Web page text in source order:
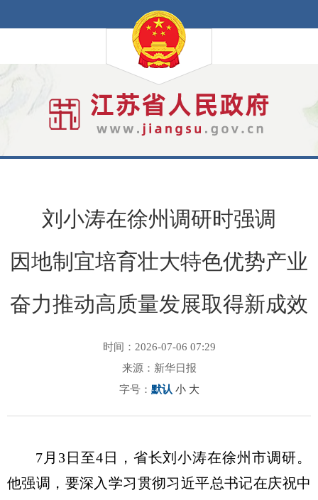
刘小涛在徐州调研时强调
因地制宜培育壮大特色优势产业
奋力推动高质量发展取得新成效
时间：2026-07-06 07:29
来源：新华日报
字号： 默认 小 大
7月3日至4日，省长刘小涛在徐州市调研。
他强调，要深入学习贯彻习近平总书记在庆祝中